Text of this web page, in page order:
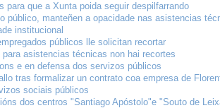
que a Xunta poida seguir despilfarrando
público, manteñen a opacidade nas asistencias
institucional
públicos lle solicitan recortar
asistencias técnicas non hai recortes
e en defensa dos servizos públicos
tras formalizar un contrato coa empresa de
sociais públicos
dos centros "Santiago Apóstolo"e "Souto de